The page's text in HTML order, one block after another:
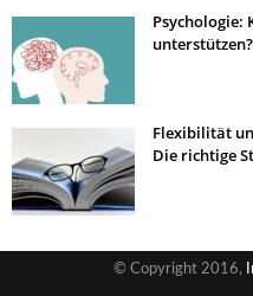
Psychologie:
unterstützen?
Flexibilität
Die richtige
© Copyright 2016,